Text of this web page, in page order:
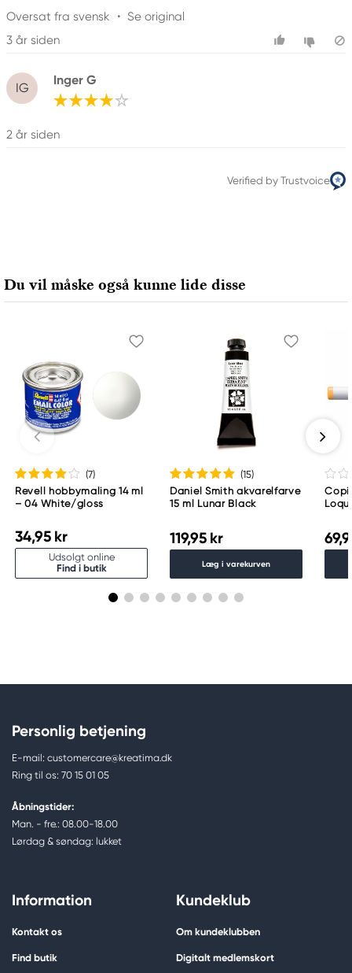
Oversat fra svensk • Se original
3 år siden
IG
Inger G
2 år siden
Verified by Trustvoice
Du vil måske også kunne lide disse
(7)
Revell hobbymaling 14 ml
– 04 White/gloss
34,95 kr
Udsolgt online
Find i butik
(15)
Daniel Smith akvarelfarve
15 ml Lunar Black
119,95 kr
Læg i varekurven
Personlig betjening
E-mail: customercare@kreatima.dk
Ring til os: 70 15 01 05
Åbningstider:
Man. - fre.: 08.00-18.00
Lørdag & søndag: lukket
Information
Kontakt os
Find butik
Kundeklub
Om kundeklubben
Digitalt medlemskort